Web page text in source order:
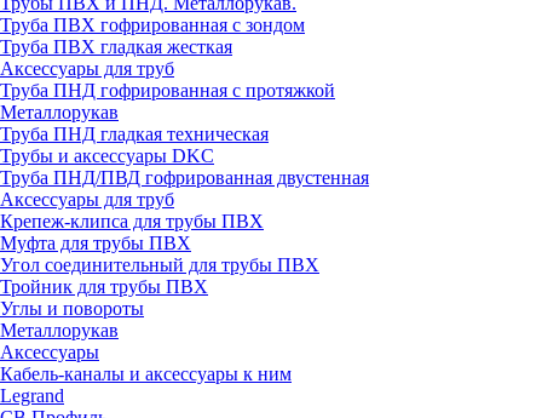
Труба ПВХ гофрированная с зондом
Труба ПВХ гладкая жесткая
Аксессуары для труб
Труба ПНД гофрированная с протяжкой
Металлорукав
Труба ПНД гладкая техническая
Трубы и аксессуары DKC
Труба ПНД/ПВД гофрированная двустенная
Аксессуары для труб
Крепеж-клипса для трубы ПВХ
Муфта для трубы ПВХ
Угол соединительный для трубы ПВХ
Тройник для трубы ПВХ
Углы и повороты
Металлорукав
Аксессуары
Кабель-каналы и аксессуары к ним
Legrand